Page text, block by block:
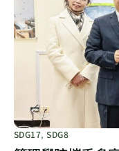
SDG17,SDG8